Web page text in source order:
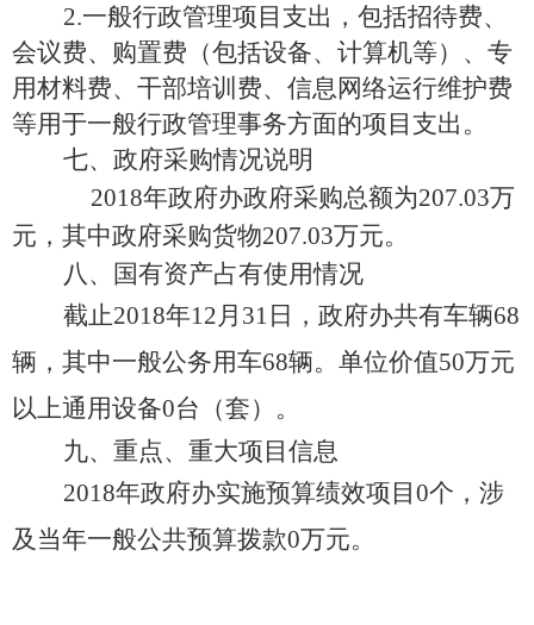
2.一般行政管理项目支出，包括招待费、
会议费、购置费（包括设备、计算机等） 、 专
用材料费、干部培训费、信息网络运行维护费
等用于一般行政管理事务方面的项目支出。
七、政府采购情况说明
2018年政府办政府采购总额为207.03万
元，其中政府采购货物207.03万元。
八、国有资产占有使用情况
截止2018年12月31日，政府办共有车辆68
辆，其中一般公务用车68辆。单位价值50万元
以上通用设备0台（套）。
九、重点、重大项目信息
2018年政府办实施预算绩效项目0个，涉
及当年一般公共预算拨款0万元。